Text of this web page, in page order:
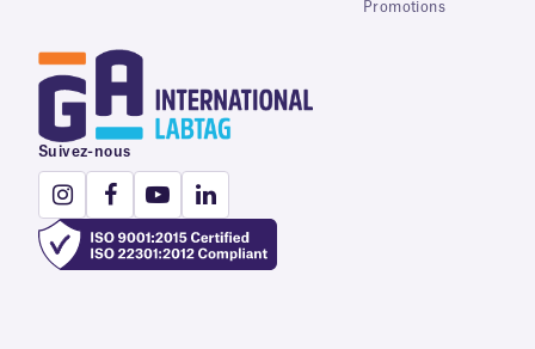
Promotions
Suivez-nous